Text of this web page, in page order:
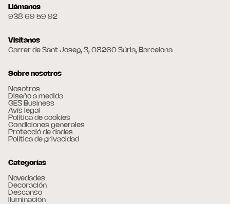
Llámanos
938 69 59 92
Visitanos
Carrer de Sant Josep, 3, 08260 Súria, Barcelona
Sobre nosotros
Nosotros
Diseño a medida
GES Business
Avís legal
Política de cookies
Condiciones generales
Protecció de dades
Política de privacidad
Categorías
Novedades
Decoración
Descanso
Iluminación